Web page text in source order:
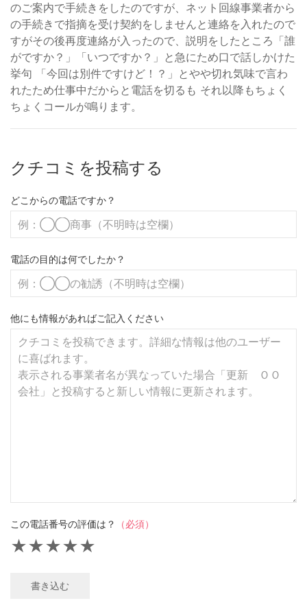
のご案内で手続きをしたのですが、ネット回線事業者から
の手続きで指摘を受け契約をしませんと連絡を入れたので
すがその後再度連絡が入ったので、説明をしたところ「誰
がですか？」「いつですか？」と急にため口で話しかけた
挙句 「今回は別件ですけど！？」とやや切れ気味で言わ
れたため仕事中だからと電話を切るも それ以降もちょく
ちょくコールが鳴ります。
クチコミを投稿する
どこからの電話ですか？
電話の目的は何でしたか？
他にも情報があればご記入ください
この電話番号の評価は？ （必須）
★
★
★
★
★
書き込む